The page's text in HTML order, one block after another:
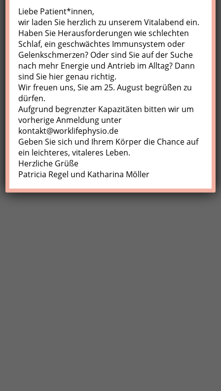
Nächste Kurse
Keine Veranstaltungen
Profil
Meine Buchungen
Abmelden
Liebe Patient*innen,
wir laden Sie herzlich zu unserem Vitalabend ein.
Haben Sie Herausforderungen wie schlechten
Schlaf, ein geschwächtes Immunsystem oder
Gelenkschmerzen? Oder sind Sie auf der Suche
nach mehr Energie und Antrieb im Alltag? Dann
sind Sie hier genau richtig.
Wir freuen uns, Sie am 25. August begrüßen zu
dürfen.
Aufgrund begrenzter Kapazitäten bitten wir um
vorherige Anmeldung unter
kontakt@worklifephysio.de
Geben Sie sich und Ihrem Körper die Chance auf
ein leichteres, vitaleres Leben.
Herzliche Grüße
Patricia Regel und Katharina Möller